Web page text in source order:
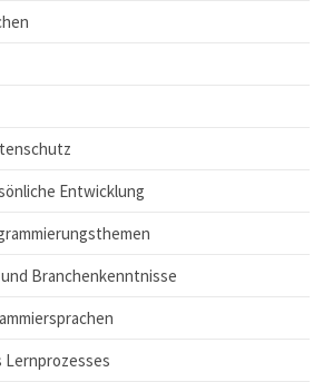
Entwicklung
Branchenkenntnisse
Lernprozesses